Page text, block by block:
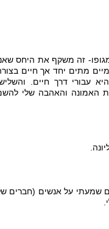
זה משקף את היחס
מתים יחד אך חיים
עבורי דרך חיים.
האמונה והאהבה שלי
שמעתי על אנשים (חברים